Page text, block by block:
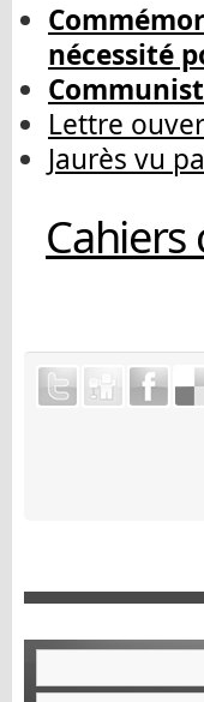
nécessité
Lettre
Jaurès vu